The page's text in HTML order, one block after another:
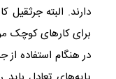
دارند. البته
برای کارهای کوچک
در هنگام استفاده